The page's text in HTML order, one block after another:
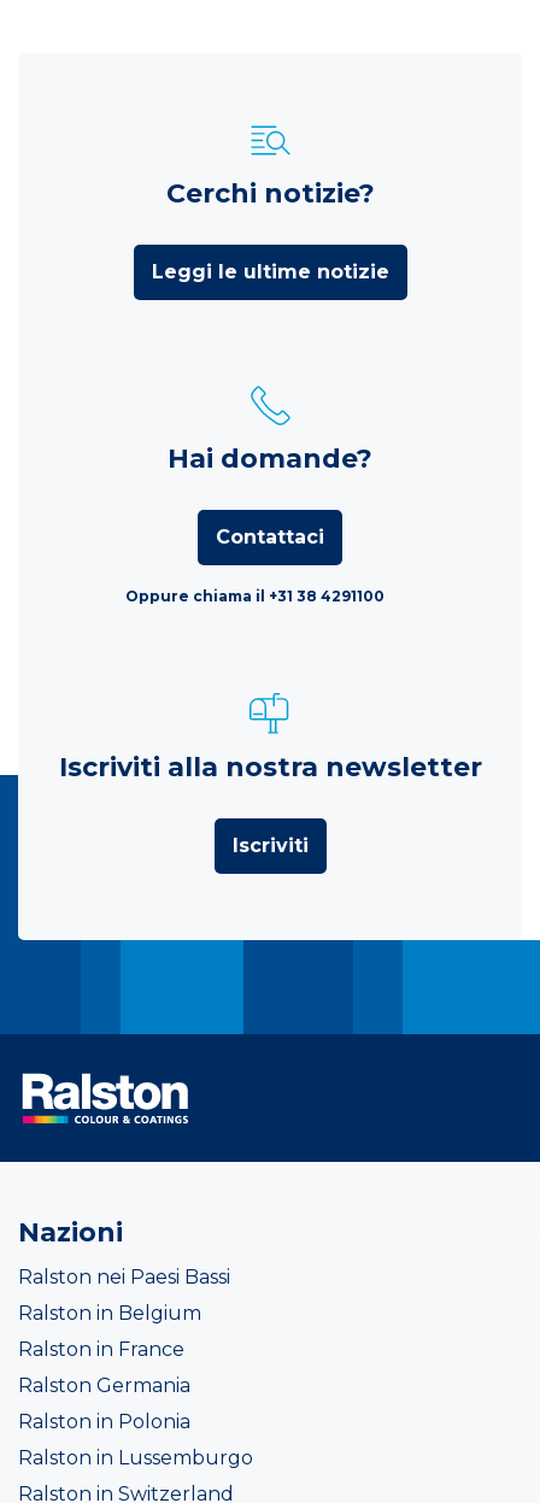
Cerchi notizie?
Leggi le ultime notizie
Hai domande?
Contattaci
Oppure chiama il +31 38 4291100
Iscriviti alla nostra newsletter
Iscriviti
Nazioni
Ralston nei Paesi Bassi
Ralston in Belgium
Ralston in France
Ralston Germania
Ralston in Polonia
Ralston in Lussemburgo
Ralston in Switzerland